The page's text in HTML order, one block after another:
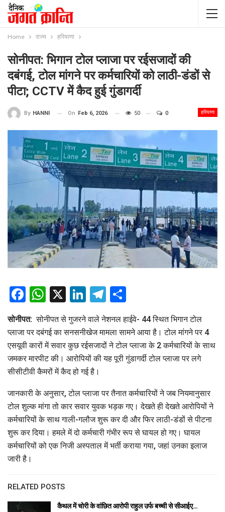
Home राज्य हरियाणा
सोनीपत: भिगान टोल प्लाजा पर रईसजादों की
दबंगई, टोल मांगने पर कर्मचारियों को लाठी-डंडों से
पीटा; CCTV में कैद हुई गुंडागर्दी
हरियाणा
By HANNI On Feb 6, 2026 50 0
Facebook
WhatsApp
X LinkedIn
Telegram
सोनीपत:सोनीपत से गुजरने वाले नेशनल हाईवे- 44 स्थित भिगान टोल
प्लाजा पर दबंगई का सनसनीखेज मामला सामने आया है। टोल मांगने पर 4
एसयूवी कारों में सवार कुछ रईसजादों ने टोल प्लाजा के 2 कर्मचारियों के साथ
जमकर मारपीट की। आरोपियों की यह पूरी गुंडागर्दी टोल प्लाजा पर लगे
सीसीटीवी कैमरों में कैद हो गई है।
जानकारी के अनुसार, टोल प्लाजा पर तैनात कर्मचारियों ने जब नियमानुसार
टोल शुल्क मांगा तो कार सवार युवक भड़क गए। देखते ही देखते आरोपियों ने
कर्मचारियों के साथ गाली-गलौज शुरू कर दी और फिर लाठी-डंडों से पीटना
शुरू कर दिया। हमले में दो कर्मचारी गंभीर रूप से घायल हो गए। घायल
कर्मचारियों को एक निजी अस्पताल में भर्ती कराया गया, जहां उनका इलाज
जारी है।
RELATED POSTS
कैथल में चोरी के वांछित आरोपी राहुल उर्फ बच्ची से सीआईए…